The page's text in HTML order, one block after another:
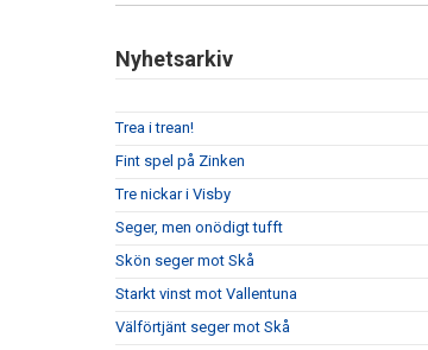
Nyhetsarkiv
Trea i trean!
Fint spel på Zinken
Tre nickar i Visby
Seger, men onödigt tufft
Skön seger mot Skå
Starkt vinst mot Vallentuna
Välförtjänt seger mot Skå